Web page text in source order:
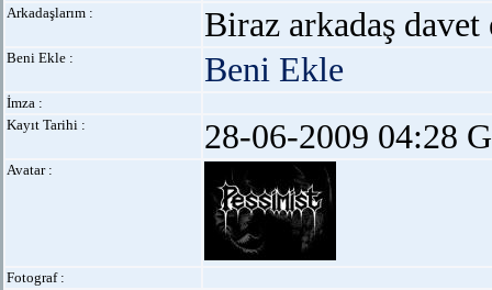
Arkadaşlarım :
Biraz arkadaş davet
Beni Ekle : Beni Ekle
İmza :
Kayıt Tarihi :
28-06-2009 04:28
Avatar :
Fotograf :